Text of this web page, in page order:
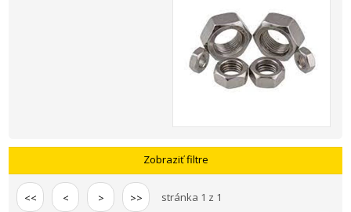
Zobraziť filtre
<< < > >> stránka 1 z 1